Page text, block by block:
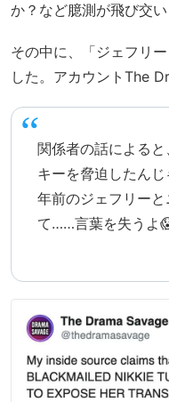
か？など臆測が飛び交い
その中に、「ジェフリ
した。アカウントThe
関係者の話による
キーを脅迫したん
年前のジェフリー
て……言葉を失うよ